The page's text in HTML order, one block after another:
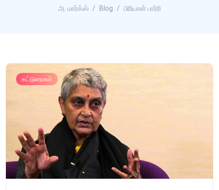
அ. மார்க்ஸ் Blog பிரியான் பார்ரி
கட்டுரைகள்